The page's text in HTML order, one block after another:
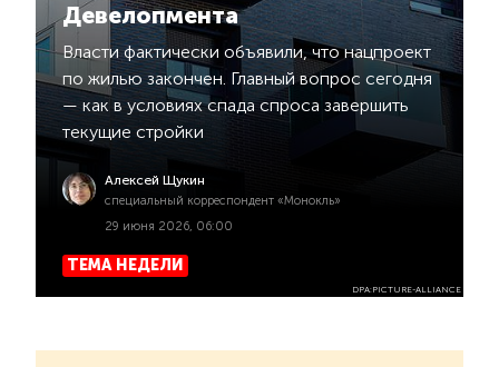
Девелопмента
Власти фактически объявили, что нацпроект
по жилью закончен. Главный вопрос сегодня
— как в условиях спада спроса завершить
текущие стройки
Алексей Щукин
специальный корреспондент «Монокль»
29 июня 2026, 06:00
ТЕМА НЕДЕЛИ
DPA:PICTURE-ALLIANCE